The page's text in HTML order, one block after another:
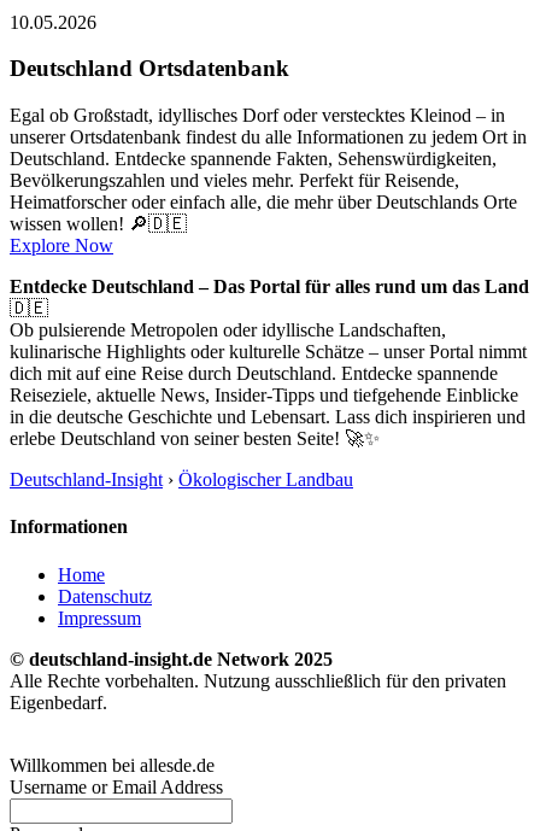
10.05.2026
Deutschland Ortsdatenbank
Egal ob Großstadt, idyllisches Dorf oder verstecktes Kleinod – in
unserer Ortsdatenbank findest du alle Informationen zu jedem Ort in
Deutschland. Entdecke spannende Fakten, Sehenswürdigkeiten,
Bevölkerungszahlen und vieles mehr. Perfekt für Reisende,
Heimatforscher oder einfach alle, die mehr über Deutschlands Orte
wissen wollen! 🔎🇩🇪
Explore Now
Entdecke Deutschland – Das Portal für alles rund um das Land
🇩🇪
Ob pulsierende Metropolen oder idyllische Landschaften,
kulinarische Highlights oder kulturelle Schätze – unser Portal nimmt
dich mit auf eine Reise durch Deutschland. Entdecke spannende
Reiseziele, aktuelle News, Insider-Tipps und tiefgehende Einblicke
in die deutsche Geschichte und Lebensart. Lass dich inspirieren und
erlebe Deutschland von seiner besten Seite! 🚀✨
Deutschland-Insight › Ökologischer Landbau
Informationen
Home
Datenschutz
Impressum
© deutschland-insight.de Network 2025
Alle Rechte vorbehalten. Nutzung ausschließlich für den privaten
Eigenbedarf.
Willkommen bei allesde.de
Username or Email Address